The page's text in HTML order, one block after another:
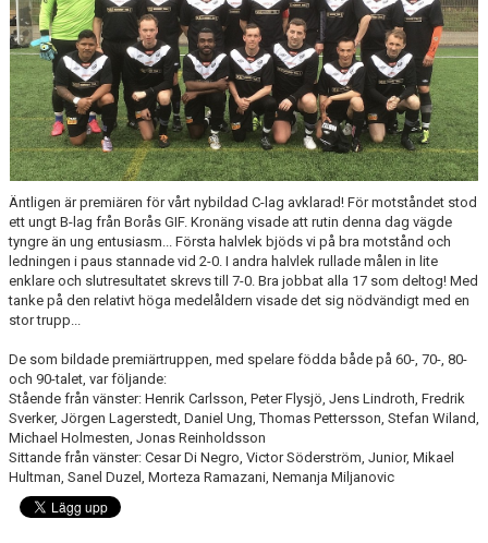
MATCHER OCH RESULTAT
TRÄNINGSSCHEMA
DOKUMENT
TRÄNINGSKLÄDER O SPORTLEVERANTÖR
SAMARBETSPARTNERS
KIF PÅ FACEBOOK
BLI MEDLEM I KRONÄNGS IF
Äntligen är premiären för vårt nybildad C-lag avklarad! För motståndet stod
ett ungt B-lag från Borås GIF. Kronäng visade att rutin denna dag vägde
tyngre än ung entusiasm... Första halvlek bjöds vi på bra motstånd och
ledningen i paus stannade vid 2-0. I andra halvlek rullade målen in lite
enklare och slutresultatet skrevs till 7-0. Bra jobbat alla 17 som deltog! Med
tanke på den relativt höga medelåldern visade det sig nödvändigt med en
stor trupp...
De som bildade premiärtruppen, med spelare födda både på 60-, 70-, 80-
och 90-talet, var följande:
Stående från vänster: Henrik Carlsson, Peter Flysjö, Jens Lindroth, Fredrik
Sverker, Jörgen Lagerstedt, Daniel Ung, Thomas Pettersson, Stefan Wiland,
Michael Holmesten, Jonas Reinholdsson
Sittande från vänster: Cesar Di Negro, Victor Söderström, Junior, Mikael
Hultman, Sanel Duzel, Morteza Ramazani, Nemanja Miljanovic